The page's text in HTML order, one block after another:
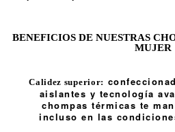
BENEFICIOS DE NUESTRAS
MUJER
Calidez superior:
aislantes y tecnología
chompas térmicas te
incluso en las